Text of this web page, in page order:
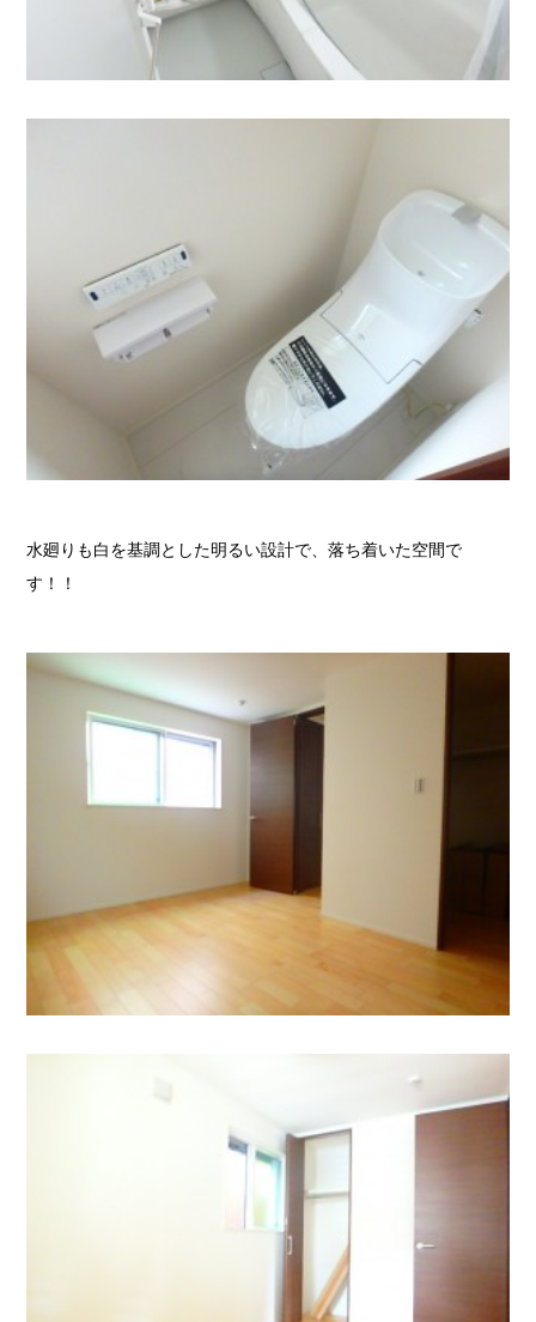
水廻りも白を基調とした明るい設計で、落ち着いた空間で
す！！